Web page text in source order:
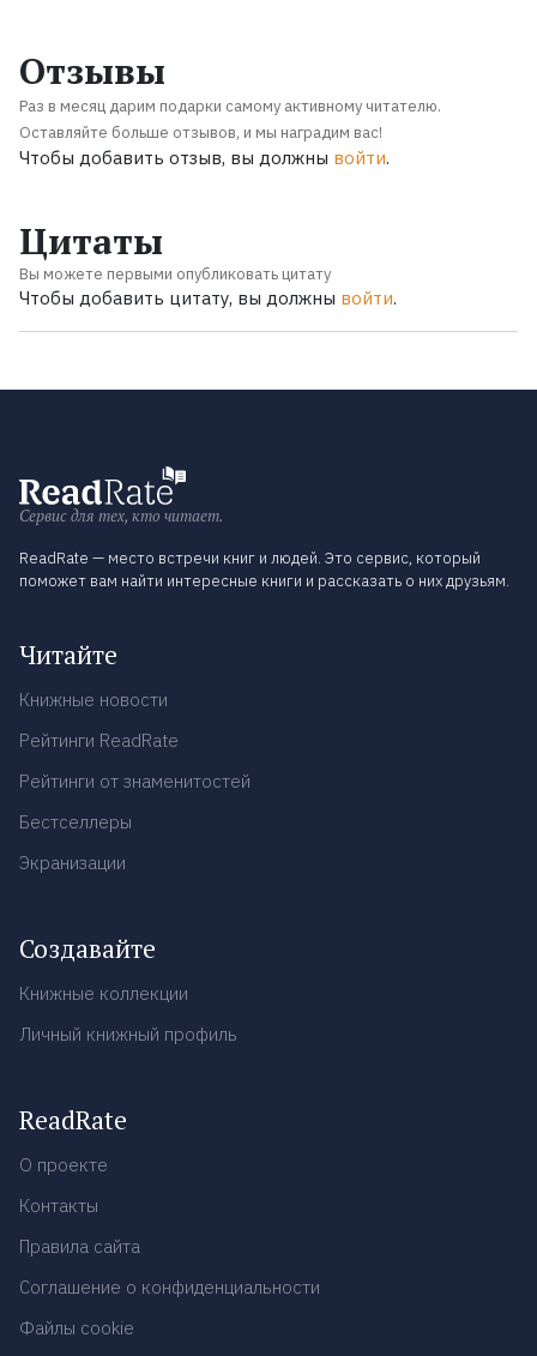
Отзывы
Раз в месяц дарим подарки самому активному читателю.
Оставляйте больше отзывов, и мы наградим вас!
Чтобы добавить отзыв, вы должны войти.
Цитаты
Вы можете первыми опубликовать цитату
Чтобы добавить цитату, вы должны войти.
Сервис для тех, кто читает.
ReadRate — место встречи книг и людей. Это сервис, который
поможет вам найти интересные книги и рассказать о них друзьям.
Читайте
Книжные новости
Рейтинги ReadRate
Рейтинги от знаменитостей
Бестселлеры
Экранизации
Создавайте
Книжные коллекции
Личный книжный профиль
ReadRate
О проекте
Контакты
Правила сайта
Соглашение о конфиденциальности
Файлы cookie